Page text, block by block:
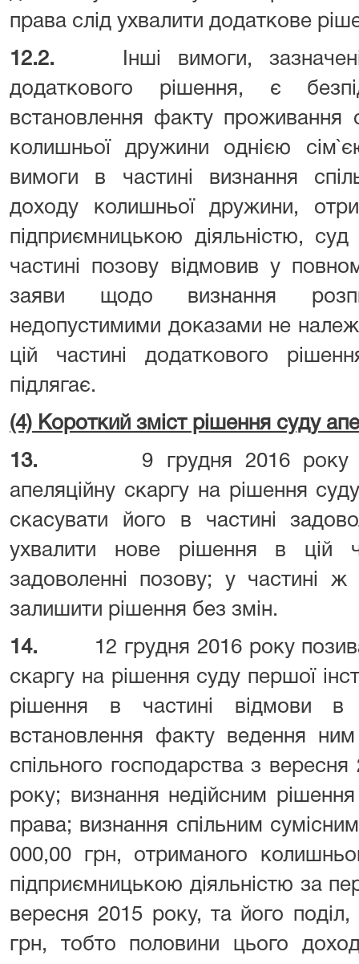
права слід ухвалити додаткове
12.2.
Інші вимоги,
додаткового рішення, є
встановлення факту проживання
колишньої дружини однією
вимоги в частині визнання
доходу колишньої дружини,
підприємницькою діяльністю,
частині позову відмовив у
заяви щодо визнання
недопустимими доказами не
цій частині додаткового
підлягає.
(4) Короткий зміст рішення суду
13. 9 грудня 2016
апеляційну скаргу на рішення
скасувати його в частині
ухвалити нове рішення в цій
задоволенні позову; у частині
залишити рішення без змін.
14. 12 грудня 2016 року
скаргу на рішення суду першої
рішення в частині відмови в
встановлення факту ведення
спільного господарства з
року; визнання недійсним
права; визнання спільним
000,00 грн, отриманого
підприємницькою діяльністю за
вересня 2015 року, та його
грн, тобто половини цього